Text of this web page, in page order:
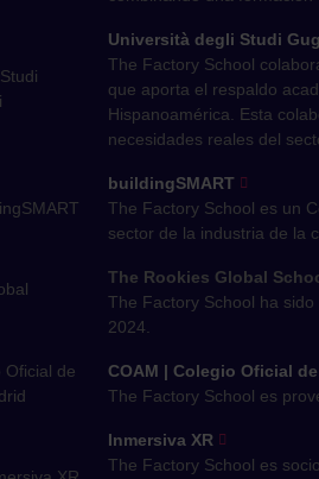
Università degli Studi
The Factory School
que aporta el respaldo
Hispanoamérica. Esta
necesidades reales del
buildingSMART
The Factory School es un
sector de la industria de la
The Rookies Global
The Factory School ha
2024.
COAM | Colegio Oficial
The Factory School es
Inmersiva XR
The Factory School es